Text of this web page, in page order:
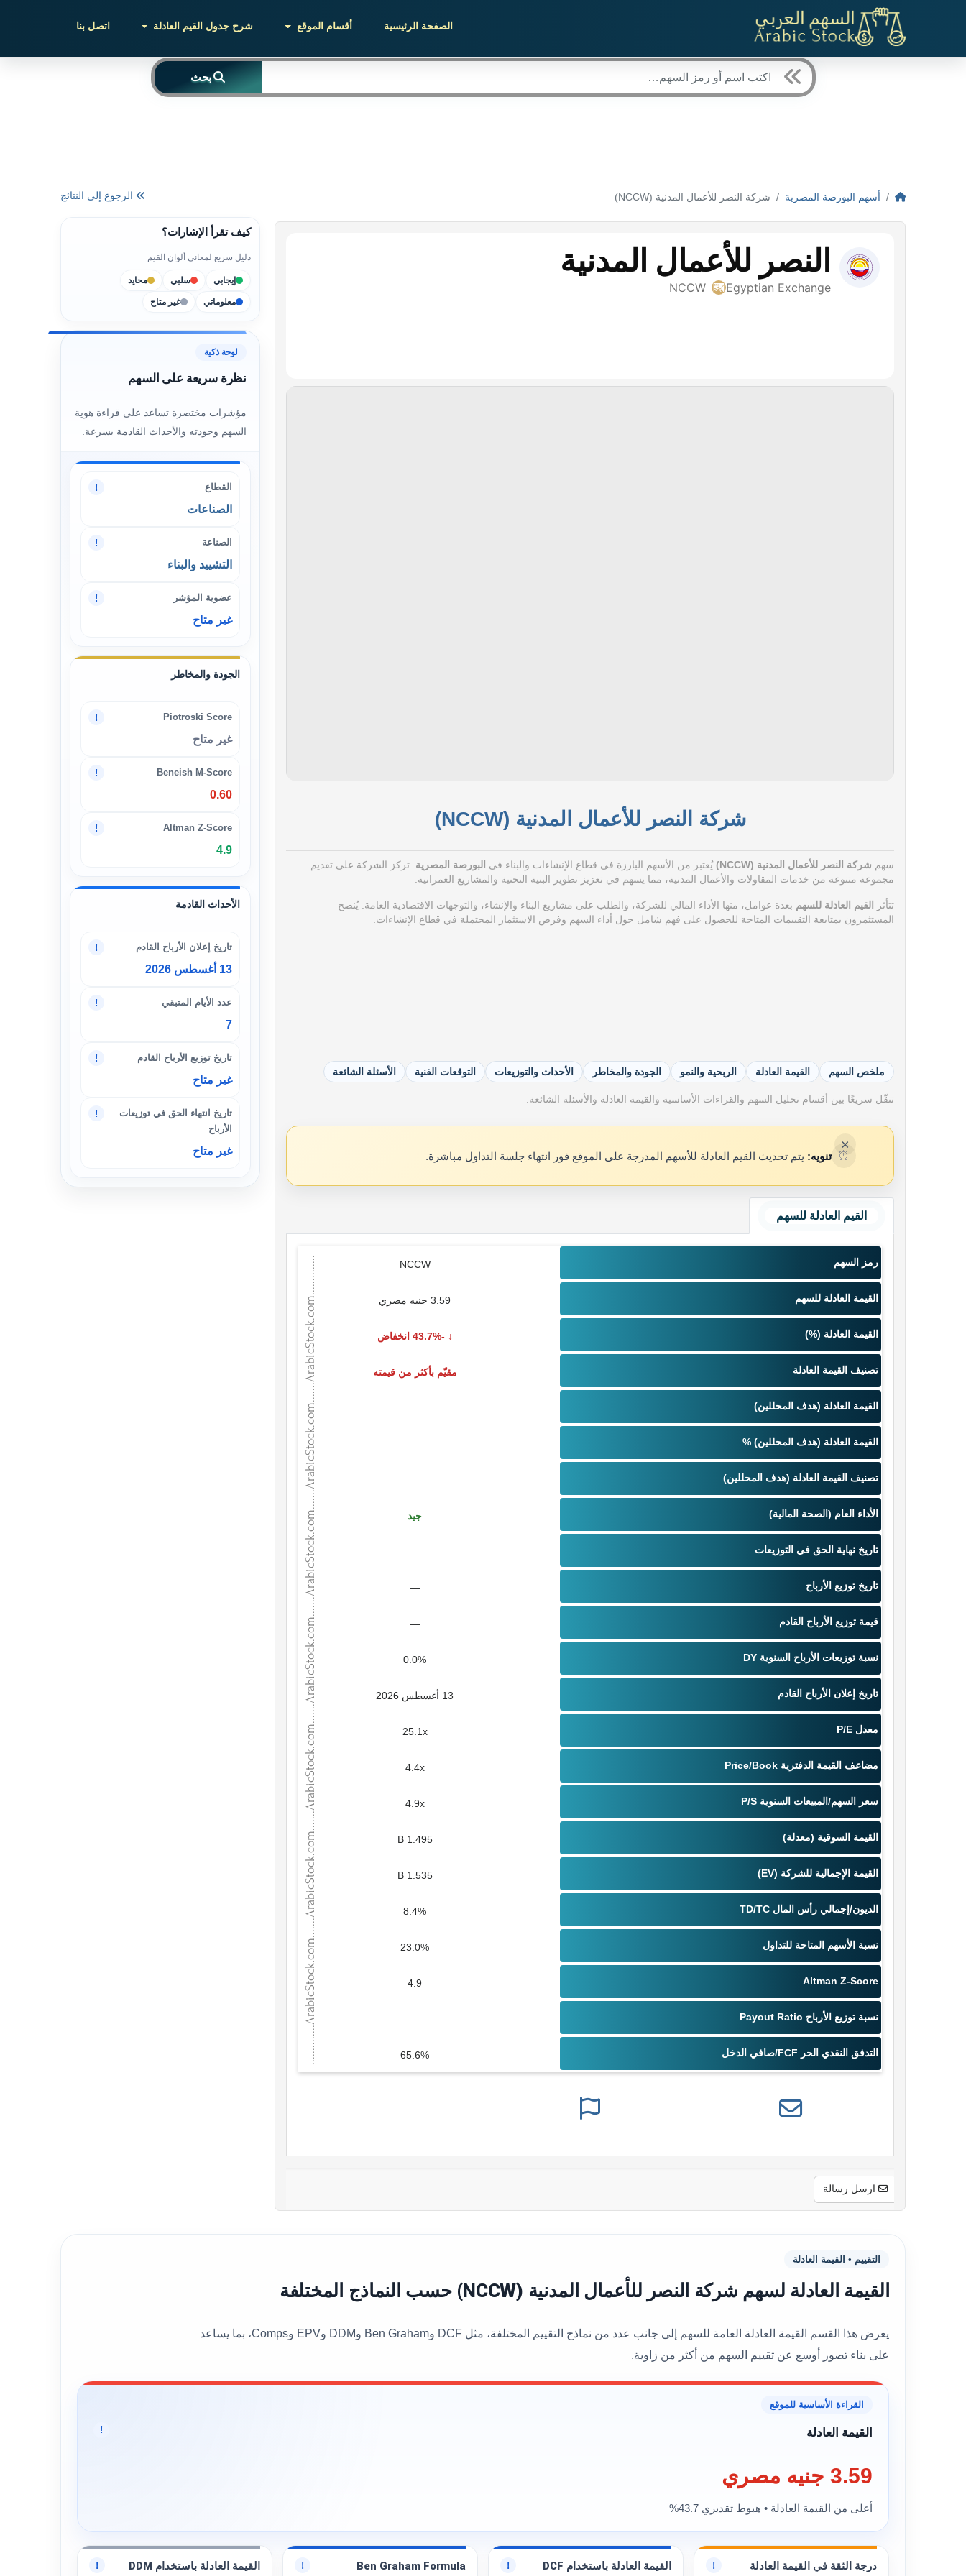
الصفحة الرئيسية أقسام الموقع شرح جدول القيم العادلة اتصل بنا
بحث
أسهم البورصة المصرية شركة النصر للأعمال المدنية (NCCW) الرجوع إلى النتائج
شركة النصر للأعمال المدنية (NCCW)
سهم شركة النصر للأعمال المدنية (NCCW) يُعتبر من الأسهم البارزة في قطاع الإنشاءات والبناء في البورصة المصرية. تركز الشركة على تقديم
مجموعة متنوعة من خدمات المقاولات والأعمال المدنية، مما يسهم في تعزيز تطوير البنية التحتية والمشاريع العمرانية.
تتأثر القيم العادلة للسهم بعدة عوامل، منها الأداء المالي للشركة، والطلب على مشاريع البناء والإنشاء، والتوجهات الاقتصادية العامة. يُنصح
المستثمرون بمتابعة التقييمات المتاحة للحصول على فهم شامل حول أداء السهم وفرص الاستثمار المحتملة في قطاع الإنشاءات.
ملخص السهم القيمة العادلة الربحية والنمو الجودة والمخاطر الأحداث والتوزيعات التوقعات الفنية الأسئلة الشائعة
تنقّل سريعًا بين أقسام تحليل السهم والقراءات الأساسية والقيمة العادلة والأسئلة الشائعة.
×
⏰ تنويه: يتم تحديث القيم العادلة للأسهم المدرجة على الموقع فور انتهاء جلسة التداول مباشرة.
القيم العادلة للسهم
NCCW
3.59 جنيه مصري
-43.7% انخفاض
مقيّم بأكثر من قيمته
—
—
—
جيد
—
—
—
0.0%
13 أغسطس 2026
25.1x
4.4x
4.9x
1.495 B
1.535 B
8.4%
23.0%
4.9
—
65.6%
ارسل رسالة
كيف تقرأ الإشارات؟
دليل سريع لمعاني ألوان القيم
إيجابي سلبي محايد
معلوماتي غير متاح
لوحة ذكية
نظرة سريعة على السهم
مؤشرات مختصرة تساعد على قراءة هوية
السهم وجودته والأحداث القادمة بسرعة.
القطاع !
الصناعات
الصناعة !
التشييد والبناء
عضوية المؤشر !
غير متاح
الجودة والمخاطر
Piotroski Score
!
غير متاح
Beneish M-Score
!
0.60
Altman Z-Score
!
4.9
الأحداث القادمة
تاريخ إعلان الأرباح القادم !
13 أغسطس 2026
عدد الأيام المتبقي !
7
تاريخ توزيع الأرباح القادم !
غير متاح
تاريخ انتهاء الحق في توزيعات
الأرباح
!
غير متاح
التقييم • القيمة العادلة
القيمة العادلة لسهم شركة النصر للأعمال المدنية (NCCW) حسب النماذج المختلفة
يعرض هذا القسم القيمة العادلة العامة للسهم إلى جانب عدد من نماذج التقييم المختلفة، مثل DCF وBen Graham وDDM وEPV وComps، بما يساعد
على بناء تصور أوسع عن تقييم السهم من أكثر من زاوية.
القراءة الأساسية للموقع
القيمة العادلة !
3.59 جنيه مصري
أعلى من القيمة العادلة • هبوط تقديري 43.7%
درجة الثقة في القيمة العادلة ! القيمة العادلة باستخدام DCF !
Ben Graham Formula
! القيمة العادلة باستخدام DDM !